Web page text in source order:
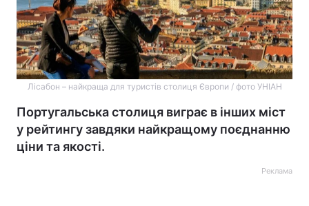
Лісабон – найкраща для туристів столиця Європи / фото УНІАН
Португальська столиця виграє в інших міст
у рейтингу завдяки найкращому поєднанню
ціни та якості.
Реклама